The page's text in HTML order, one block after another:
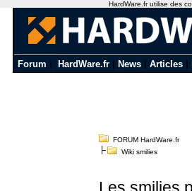
Forum HardWare.fr News Articles
FORUM HardWare.fr
Wiki smilies
HardWare.fr utilise des